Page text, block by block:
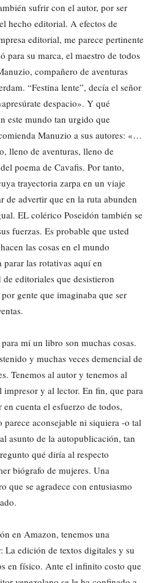
sufrir con el autor, por ser
hecho editorial. A efectos de
editorial, me parece pertinente
para su marca, el maestro de todos
compañero de aventuras
“Festina lente”, decía el señor
despacio». Y qué
este mundo tan urgido que
Manuzio a sus autores: «…
lleno de aventuras, lleno de
poema de Cavafis. Por tanto,
trayectoria zarpa en un viaje
de advertir que en la ruta abunden
EL colérico Poseidón también se
fuerzas. Es probable que usted
las cosas en el mundo
las rotativas aquí en
editoriales que desistieron
gente que imaginaba que ser
mí un libro son muchas cosas.
y muchas veces demencial de
Tenemos al autor y tenemos al
y al lector. En fin, que para
cuenta el esfuerzo de todos,
aconsejable ni siquiera -o tal
asunto de la autopublicación, tan
qué diría al respecto
biógrafo de mujeres. Una
que se agradece con entusiasmo
en Amazon, tenemos una
La edición de textos digitales y su
en físico. Ante el infinito costo que